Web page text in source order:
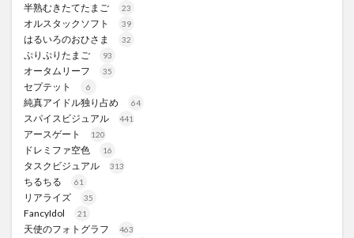
半熟むきたてたまご 23
オルスタックソフト 39
はるいろのおひさま 32
ぷりぷりたまご 93
オータムリーフ 35
セプテット 6
純真アイドル独り占め 64
スパイスビジュアル 441
アースゲート 120
ドレミファ空色 16
タスクビジュアル 313
ちるちる 61
リアライズ 35
FancyIdol 21
天使のフォトグラフ 463